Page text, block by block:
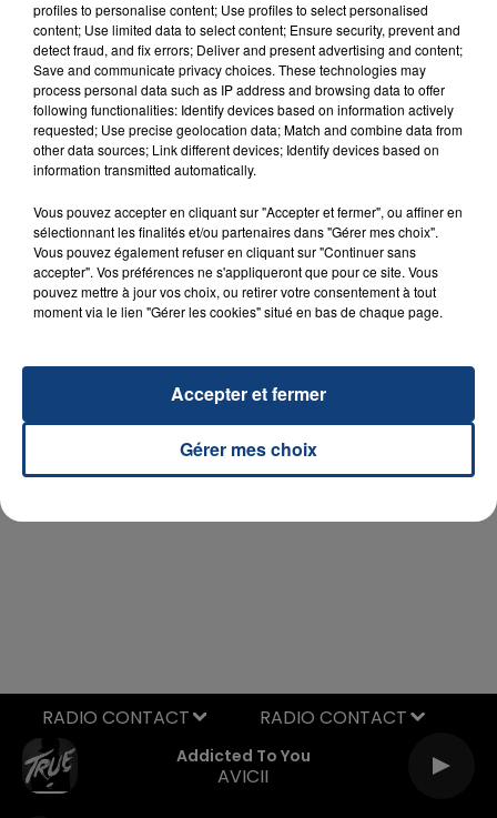
Addicted To You
AVICII
RADIO CONTACT
profiles to personalise content; Use profiles to select personalised
content; Use limited data to select content; Ensure security, prevent and
detect fraud, and fix errors; Deliver and present advertising and content;
Save and communicate privacy choices. These technologies may
process personal data such as IP address and browsing data to offer
following functionalities: Identify devices based on information actively
requested; Use precise geolocation data; Match and combine data from
other data sources; Link different devices; Identify devices based on
information transmitted automatically.
Vous pouvez accepter en cliquant sur "Accepter et fermer", ou affiner en
sélectionnant les finalités et/ou partenaires dans "Gérer mes choix".
Vous pouvez également refuser en cliquant sur "Continuer sans
accepter". Vos préférences ne s'appliqueront que pour ce site. Vous
pouvez mettre à jour vos choix, ou retirer votre consentement à tout
moment via le lien "Gérer les cookies" situé en bas de chaque page.
Gérer mes choix
Accepter et fermer